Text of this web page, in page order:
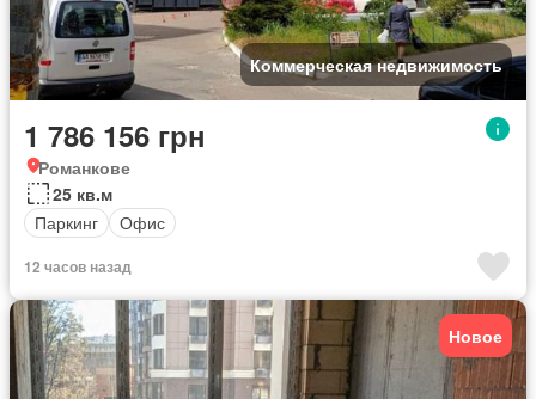
Коммерческая недвижимость
1 786 156 грн
Романкове
25 кв.м
Паркинг
Офис
12 часов назад
Новое